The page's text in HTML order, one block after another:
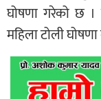
घोषणा गरेको छ ।
महिला टोली घोषणा